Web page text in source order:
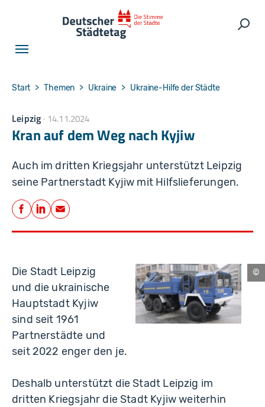
You are here:
Start Themen Ukraine Ukraine-Hilfe der Städte
Leipzig 14.11.2024
Kran auf dem Weg nach Kyjiw
Auch im dritten Kriegsjahr unterstützt Leipzig
seine Partnerstadt Kyjiw mit Hilfslieferungen.
Teilen
Facebook
LinkedIn
E-Mail
Die Stadt Leipzig
und die ukrainische
Hauptstadt Kyjiw
sind seit 1961
Partnerstädte und
seit 2022 enger den je.
Deshalb unterstützt die Stadt Leipzig im
dritten Kriegsjahr die Stadt Kyjiw weiterhin